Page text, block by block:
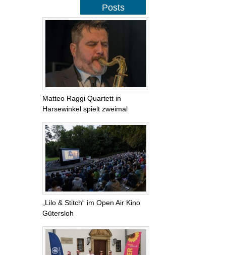
Posts
Matteo Raggi Quartett in
Harsewinkel spielt zweimal
„Lilo & Stitch“ im Open Air Kino
Gütersloh